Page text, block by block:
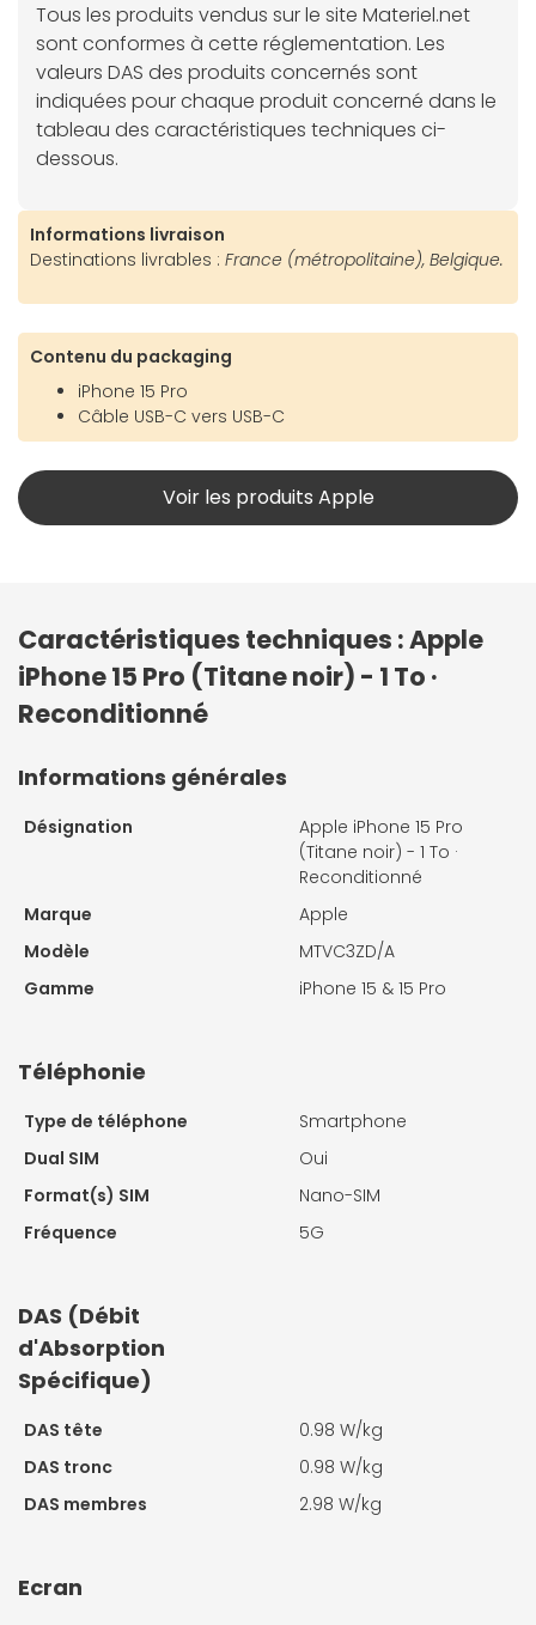
Tous les produits vendus sur le site Materiel.net
sont conformes à cette réglementation. Les
valeurs DAS des produits concernés sont
indiquées pour chaque produit concerné dans le
tableau des caractéristiques techniques ci-
dessous.
Informations livraison
Destinations livrables : France (métropolitaine), Belgique.
Contenu du packaging
iPhone 15 Pro
Câble USB-C vers USB-C
Voir les produits Apple
Caractéristiques techniques : Apple
iPhone 15 Pro (Titane noir) - 1 To ·
Reconditionné
Informations générales
Désignation
Apple iPhone 15 Pro
(Titane noir) - 1 To ·
Reconditionné
Marque
Apple
Modèle
MTVC3ZD/A
Gamme
iPhone 15 & 15 Pro
Téléphonie
Type de téléphone
Smartphone
Dual SIM
Oui
Format(s) SIM
Nano-SIM
Fréquence
5G
DAS (Débit
d'Absorption
Spécifique)
DAS tête
0.98 W/kg
DAS tronc
0.98 W/kg
DAS membres
2.98 W/kg
Ecran